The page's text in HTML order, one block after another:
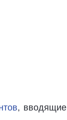
, вводящие